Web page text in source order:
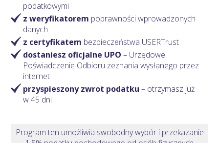
podatkowymi
z weryfikatorem poprawności wprowadzonych
danych
z certyfikatem bezpieczeństwa USERTrust
dostaniesz oficjalne UPO – Urzędowe
Poświadczenie Odbioru zeznania wysłanego przez
internet
przyspieszony zwrot podatku – otrzymasz już
w 45 dni
Program ten umożliwia swobodny wybór i przekazanie